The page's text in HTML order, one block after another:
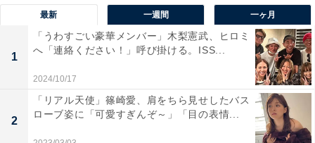
最新 一週間 一ヶ月
1
「うわすごい豪華メンバー」木梨憲武、ヒロミ
へ「連絡ください！」呼び掛ける。ISS...
2024/10/17
2
「リアル天使」篠崎愛、肩をちら見せしたバス
ローブ姿に「可愛すぎんぞ～」「目の表情...